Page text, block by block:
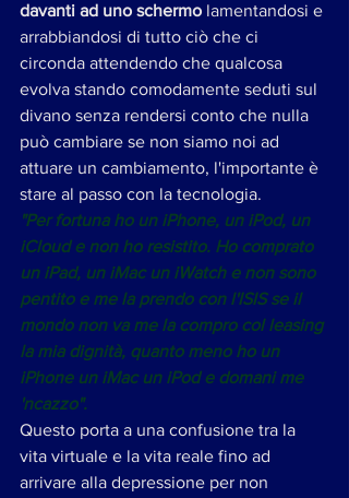
davanti ad uno schermo lamentandosi e
arrabbiandosi di tutto ciò che ci
circonda attendendo che qualcosa
evolva stando comodamente seduti sul
divano senza rendersi conto che nulla
può cambiare se non siamo noi ad
attuare un cambiamento, l'importante è
stare al passo con la tecnologia.
"Per fortuna ho un iPhone, un iPod, un
iCloud e non ho resistito. Ho comprato
un iPad, un iMac un iWatch e non sono
pentito e me la prendo con l'ISIS se il
mondo non va me la compro col leasing
la mia dignità, quanto meno ho un
iPhone un iMac un iPod e domani me
'ncazzo".
Questo porta a una confusione tra la
vita virtuale e la vita reale fino ad
arrivare alla depressione per non